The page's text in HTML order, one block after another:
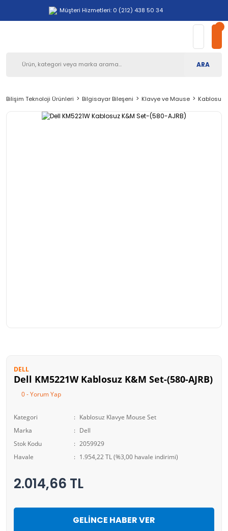
Müşteri Hizmetleri: 0 (212) 438 50 34
ARA
Bilişim Teknoloji Ürünleri Bilgisayar Bileşeni Klavye ve Mause Kablosuz
DELL
Dell KM5221W Kablosuz K&M Set-(580-AJRB)
0 - Yorum Yap
Kategori
Kablosuz Klavye Mouse Set
Marka
Dell
Stok Kodu
2059929
Havale
1.954,22 TL (%3,00 havale indirimi)
2.014,66 TL
GELİNCE HABER VER